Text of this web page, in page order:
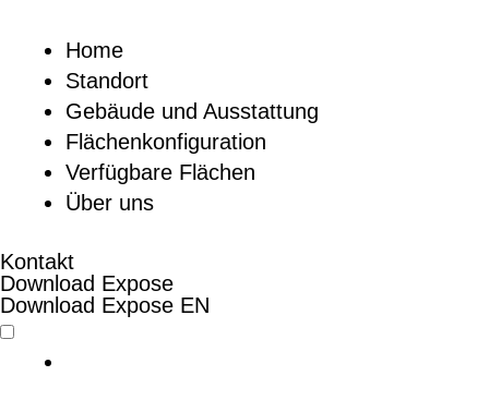
Home
Standort
Gebäude und Ausstattung
Flächenkonfiguration
Verfügbare Flächen
Über uns
Kontakt
Download Expose
Download Expose EN